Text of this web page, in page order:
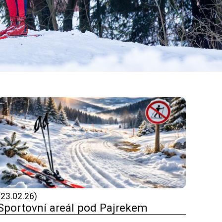
areál pod Pajrekem